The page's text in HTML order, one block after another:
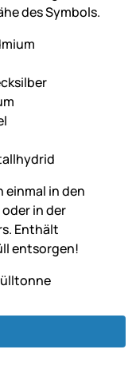
des Symbols.
einmal in den
in der
Enthält
entsorgen!